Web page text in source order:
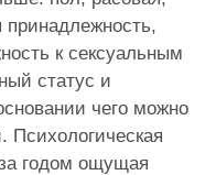
принадлежность,
к сексуальным
статус и
чего можно
Психологическая
годом ощущая